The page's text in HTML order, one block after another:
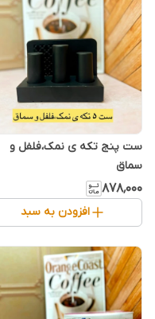
ست پنج تکه ی نمک،فلفل و
سماق
۸۷۸٬۰۰۰
افزودن به سبد